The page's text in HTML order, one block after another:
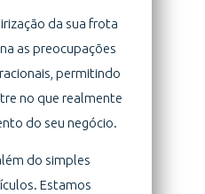
da sua frota
as preocupações
permitindo
no que realmente
do seu negócio.
do simples
Estamos